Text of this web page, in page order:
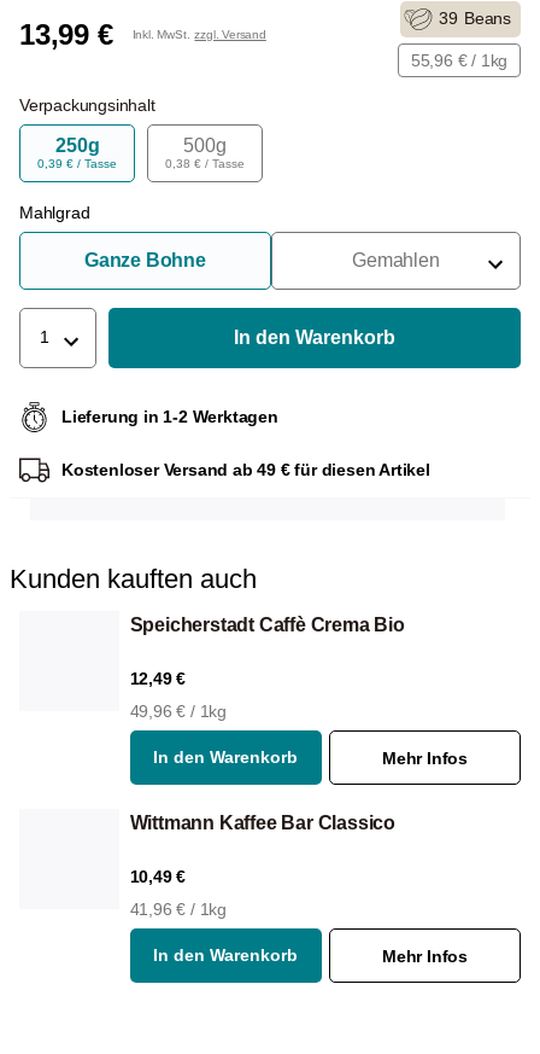
13,99 € Inkl. MwSt. zzgl. Versand
39 Beans
55,96 € / 1kg
Verpackungsinhalt
250g
0,39 € / Tasse
500g
0,38 € / Tasse
Mahlgrad
Ganze Bohne Gemahlen
Für Siebträger
1 In den Warenkorb
Lieferung in 1-2 Werktagen
Kostenloser Versand ab 49 € für diesen Artikel
Kunden kauften auch
Speicherstadt Caffè Crema Bio
12,49 €
49,96 € / 1kg
In den Warenkorb Mehr Infos
Wittmann Kaffee Bar Classico
10,49 €
41,96 € / 1kg
In den Warenkorb Mehr Infos